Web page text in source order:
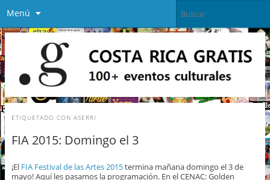
Menú
ETIQUETADO CON ASERRI
FIA 2015: Domingo el 3
¡El FIA Festival de las Artes 2015termina mañana domingo el 3 de
mayo! Aquí les pasamos la programación. En el CENAC: Golden